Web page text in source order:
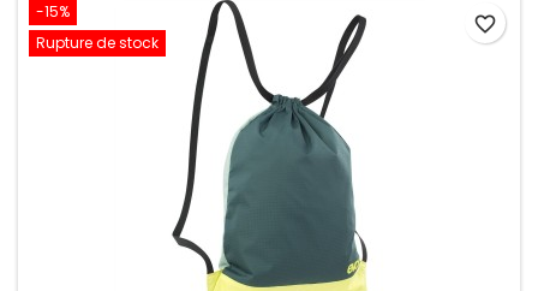
-15%
Rupture de stock
favorite_border